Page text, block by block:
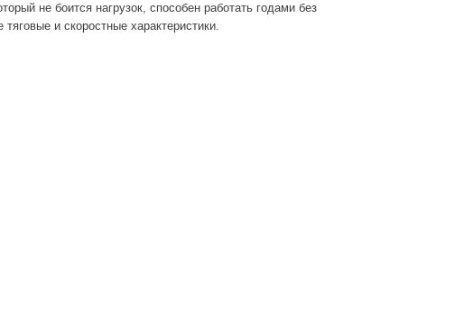
не боится нагрузок, способен работать годами без
и скоростные характеристики.